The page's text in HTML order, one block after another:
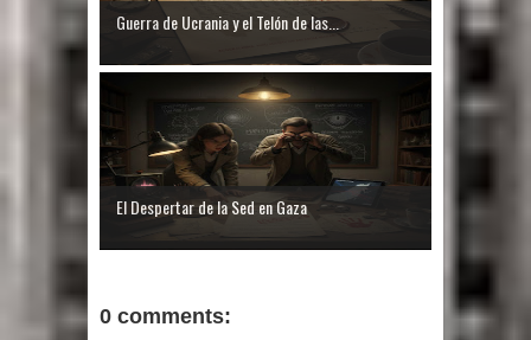
Guerra de Ucrania y el Telón de las...
El Despertar de la Sed en Gaza
0 comments: